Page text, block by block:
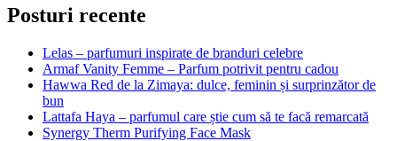
Purifying
Face
Posturi recente
Lelas – parfumuri inspirate de branduri celebre
Armaf Vanity Femme – Parfum potrivit pentru cadou
Hawwa Red de la Zimaya: dulce, feminin și surprinzător de
bun
Lattafa Haya – parfumul care știe cum să te facă remarcată
Synergy Therm Purifying Face Mask